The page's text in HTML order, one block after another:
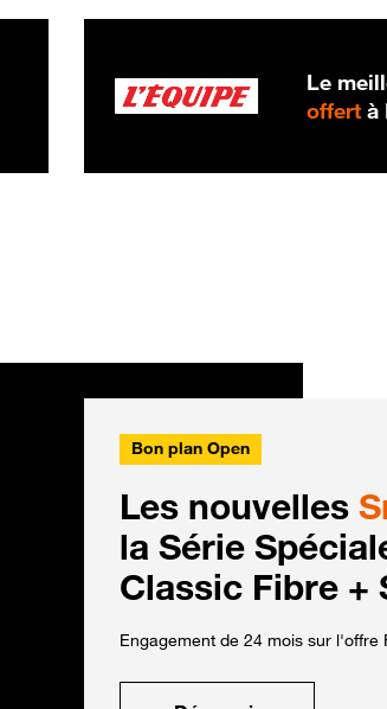
Le
offert à
Bon plan Open
Les nouvelles
la Série
Classic Fibre +
Engagement de 24 mois sur l'offre